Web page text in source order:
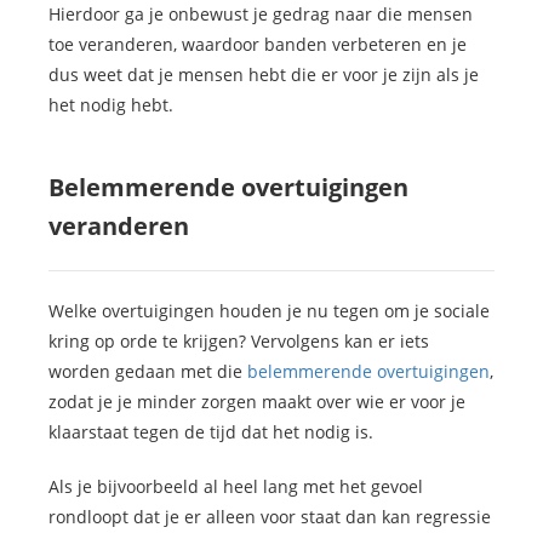
Hierdoor ga je onbewust je gedrag naar die mensen
toe veranderen, waardoor banden verbeteren en je
dus weet dat je mensen hebt die er voor je zijn als je
het nodig hebt.
Belemmerende overtuigingen
veranderen
Welke overtuigingen houden je nu tegen om je sociale
kring op orde te krijgen? Vervolgens kan er iets
worden gedaan met die belemmerende overtuigingen,
zodat je je minder zorgen maakt over wie er voor je
klaarstaat tegen de tijd dat het nodig is.
Als je bijvoorbeeld al heel lang met het gevoel
rondloopt dat je er alleen voor staat dan kan regressie